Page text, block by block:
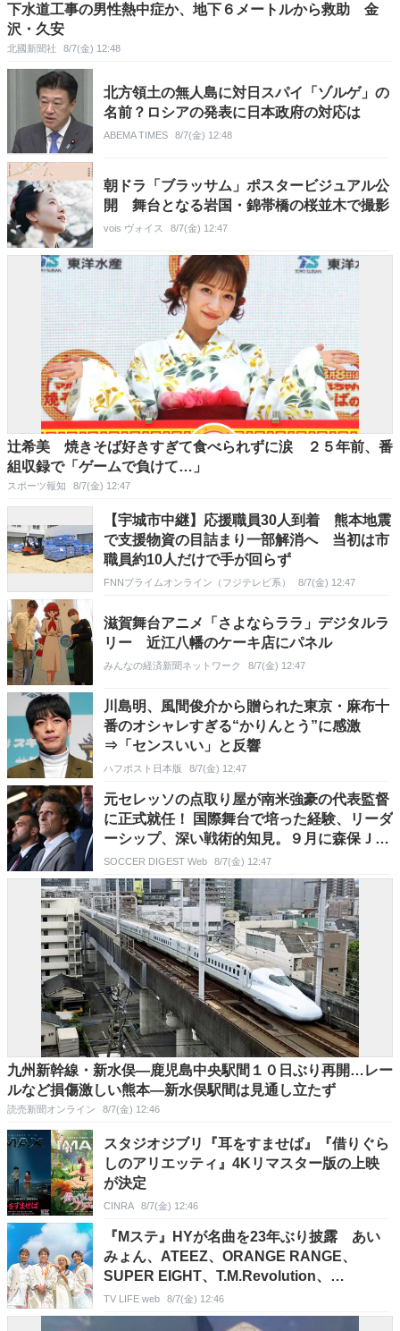
下水道工事の男性熱中症か、地下６メートルから救助 金
沢・久安
北國新聞社 8/7(金) 12:48
北方領土の無人島に対日スパイ「ゾルゲ」の
名前？ロシアの発表に日本政府の対応は
ABEMA TIMES 8/7(金) 12:48
朝ドラ「ブラッサム」ポスタービジュアル公
開 舞台となる岩国・錦帯橋の桜並木で撮影
vois ヴォイス 8/7(金) 12:47
辻希美 焼きそば好きすぎて食べられずに涙 ２５年前、番
組収録で「ゲームで負けて…」
スポーツ報知 8/7(金) 12:47
【宇城市中継】応援職員30人到着 熊本地震
で支援物資の目詰まり一部解消へ 当初は市
職員約10人だけで手が回らず
FNNプライムオンライン（フジテレビ系） 8/7(金) 12:47
滋賀舞台アニメ「さよならララ」デジタルラ
リー 近江八幡のケーキ店にパネル
みんなの経済新聞ネットワーク 8/7(金) 12:47
川島明、風間俊介から贈られた東京・麻布十
番のオシャレすぎる“かりんとう”に感激
⇒「センスいい」と反響
ハフポスト日本版 8/7(金) 12:47
元セレッソの点取り屋が南米強豪の代表監督
に正式就任！ 国際舞台で培った経験、リーダ
ーシップ、深い戦術的知見。９月に森保Ｊと
対戦
SOCCER DIGEST Web 8/7(金) 12:47
九州新幹線・新水俣―鹿児島中央駅間１０日ぶり再開…レー
ルなど損傷激しい熊本―新水俣駅間は見通し立たず
読売新聞オンライン 8/7(金) 12:46
スタジオジブリ『耳をすませば』『借りぐら
しのアリエッティ』4Kリマスター版の上映
が決定
CINRA 8/7(金) 12:46
『Mステ』HYが名曲を23年ぶり披露 あい
みょん、ATEEZ、ORANGE RANGE、
SUPER EIGHT、T.M.Revolution、
TOMOO、マカロニえんぴつも登場
TV LIFE web 8/7(金) 12:46